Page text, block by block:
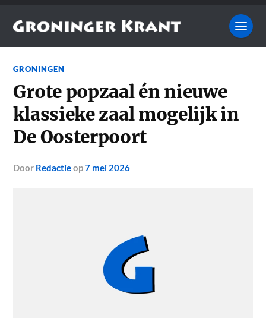
GRONINGEN
Grote popzaal én nieuwe
klassieke zaal mogelijk in
De Oosterpoort
door Redactieop7 mei 2026